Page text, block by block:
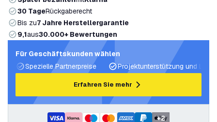
30 TageRückgaberecht
Bis zu7 Jahre Herstellergarantie
9,1aus30.000+ Bewertungen
Für Geschäftskunden wählen
Spezielle Partnerpreise
Projektunterstützung und
Erfahren Sie mehr
+2